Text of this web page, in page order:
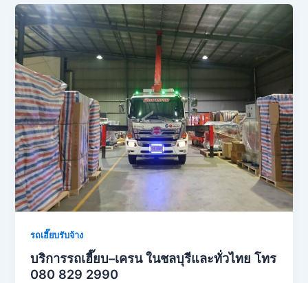
รถเฮี๊ยบรับจ้าง
บริการรถเฮี๊ยบ–เครน ในชลบุรีและทั่วไทย โทร
080 829 2990